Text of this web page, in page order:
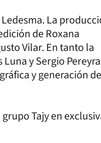
La
de Roxana
Vilar. En tanto la
y Sergio
y generación de
Tajy en